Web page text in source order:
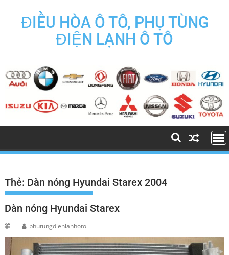
contentĐIỀU HÒA Ô TÔ, PHỤ TÙNG
ĐIỆN LẠNH Ô TÔ
Thẻ: Dàn nóng Hyundai Starex 2004
Dàn nóng Hyundai Starex
phutungdienlanhoto